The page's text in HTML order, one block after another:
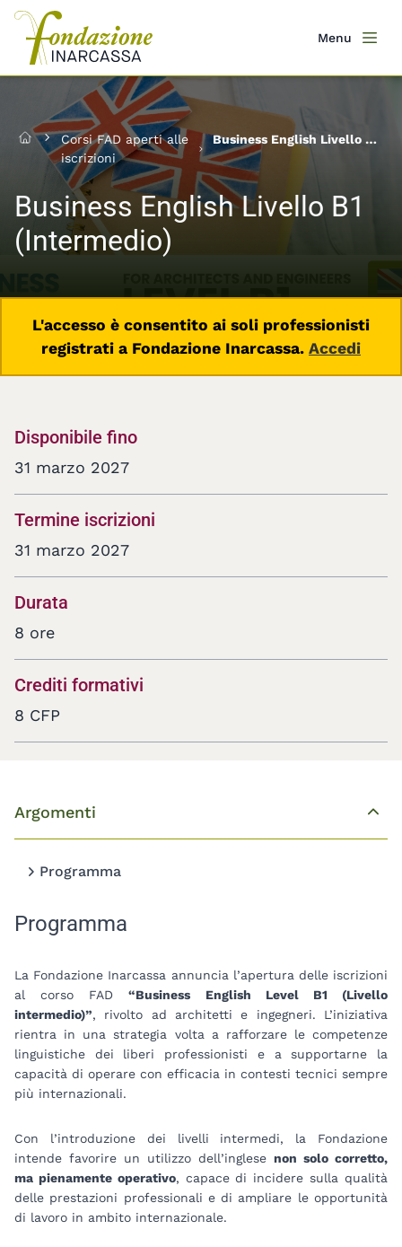
Salta
contenuto
principale
Menu
Home
Corsi FAD aperti alle
iscrizioni
Business English Livello B1
(Intermedio)
Business English Livello B1
(Intermedio)
L'accesso è consentito ai soli professionisti
registrati a Fondazione Inarcassa. Accedi
Disponibile fino
31 marzo 2027
Termine iscrizioni
31 marzo 2027
Durata
8 ore
Crediti formativi
8 CFP
Argomenti
Programma
Programma
La Fondazione Inarcassa annuncia l’apertura delle iscrizioni
al corso FAD“Business English Level B1 (Livello
intermedio)”, rivolto ad architetti e ingegneri. L’iniziativa
rientra in una strategia volta a rafforzare le competenze
linguistiche dei liberi professionisti e a supportarne la
capacità di operare con efficacia in contesti tecnici sempre
più internazionali.
Con l’introduzione dei livelli intermedi, la Fondazione
intende favorire un utilizzo dell’inglese non solo corretto,
ma pienamente operativo, capace di incidere sulla qualità
delle prestazioni professionali e di ampliare le opportunità
di lavoro in ambito internazionale.